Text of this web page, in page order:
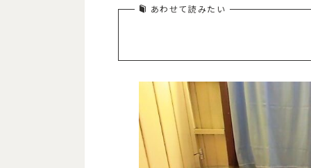
あわせて読みたい